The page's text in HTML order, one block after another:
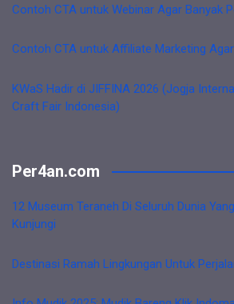
Contoh CTA untuk Webinar Agar Banyak
Contoh CTA untuk Affiliate Marketing
KWaS Hadir di JIFFINA 2026 (Jogja
Craft Fair Indonesia)
Per4an.com
12 Museum Teraneh Di Seluruh Dunia
Kunjungi
Destinasi Ramah Lingkungan Untuk